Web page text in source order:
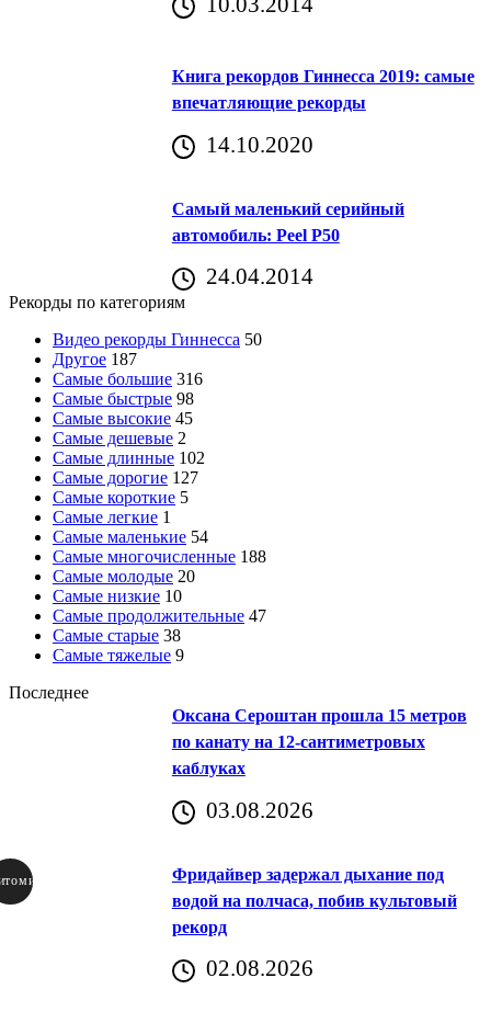
Книга рекордов Гиннесса 2019: самые
впечатляющие рекорды
14.10.2020
Самый маленький серийный
автомобиль: Peel P50
24.04.2014
Рекорды по категориям
Видео рекорды Гиннесса 50
Другое 187
Самые большие 316
Самые быстрые 98
Самые высокие 45
Самые дешевые 2
Самые длинные 102
Самые дорогие 127
Самые короткие 5
Самые легкие 1
Самые маленькие 54
Самые многочисленные 188
Самые молодые 20
Самые низкие 10
Самые продолжительные 47
Самые старые 38
Самые тяжелые 9
Последнее
Оксана Сероштан прошла 15 метров
по канату на 12-сантиметровых
каблуках
03.08.2026
Фридайвер задержал дыхание под
водой на полчаса, побив культовый
рекорд
02.08.2026